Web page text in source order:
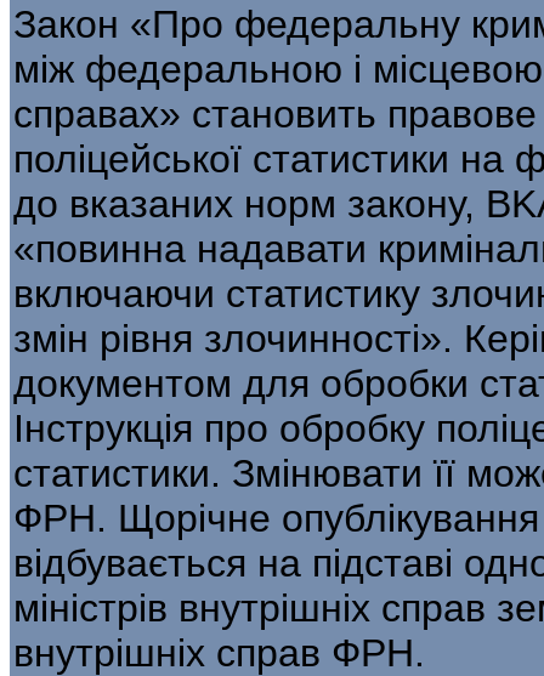
Закон «Про федеральну
між фе­деральною і
справах» становить
поліцейської статистики на
до вказаних норм закону,
«повинна надавати
включаючи статистику
змін рівня злочинності».
документом для обробки
Інструкція про обробку
статистики. Змінювати її
ФРН. Щорічне опублікування
відбувається на підставі
міністрів внутрішніх справ
внутрішніх справ ФРН.